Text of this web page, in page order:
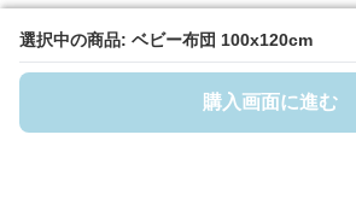
選択中の商品: ベビー布団 100x120cm
購入画面に進む
選択中の商品: ベビー布団 100x120cm
購入画面に進む